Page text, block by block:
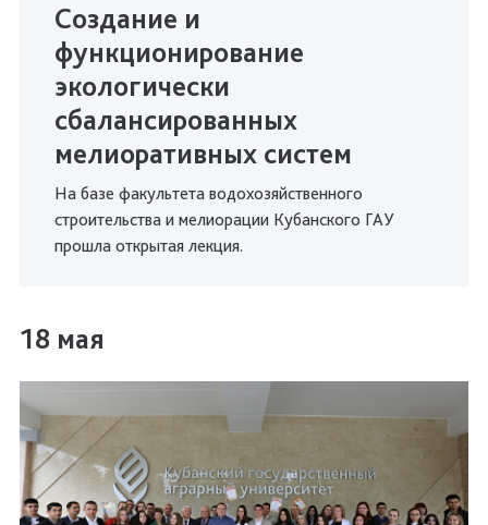
Создание и
функционирование
экологически
сбалансированных
мелиоративных систем
На базе факультета водохозяйственного
строительства и мелиорации Кубанского ГАУ
прошла открытая лекция.
18 мая